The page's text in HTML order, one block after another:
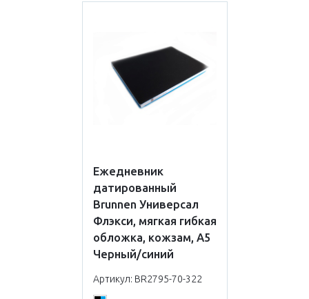
Ежедневник
датированный
Brunnen Универсал
Флэкси, мягкая гибкая
обложка, кожзам, А5
Черный/синий
Артикул: BR2795-70-322